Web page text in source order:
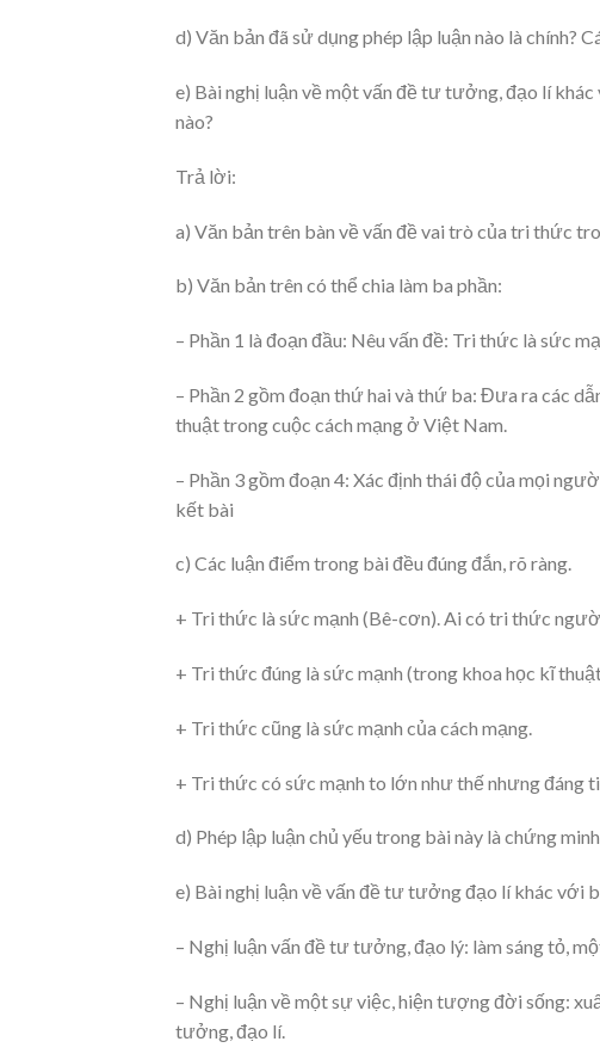
d) Văn bản đã sử dụng phép lập luận nào là chính?
e) Bài nghị luận về một vấn đề tư tưởng, đạo lí
nào?
Trả lời:
a) Văn bản trên bàn về vấn đề vai trò của tri thức
b) Văn bản trên có thể chia làm ba phần:
– Phần 1 là đoạn đầu: Nêu vấn đề: Tri thức là sức
– Phần 2 gồm đoạn thứ hai và thứ ba: Đưa ra các
thuật trong cuộc cách mạng ở Việt Nam.
– Phần 3 gồm đoạn 4: Xác định thái độ của mọi
kết bài
c) Các luận điểm trong bài đều đúng đắn, rõ ràng.
+ Tri thức là sức mạnh (Bê-cơn). Ai có tri thức
+ Tri thức đúng là sức mạnh (trong khoa học kĩ
+ Tri thức cũng là sức mạnh của cách mạng.
+ Tri thức có sức mạnh to lớn như thế nhưng
d) Phép lập luận chủ yếu trong bài này là chứng
e) Bài nghị luận về vấn đề tư tưởng đạo lí khác với
– Nghị luận vấn đề tư tưởng, đạo lý: làm sáng tỏ,
– Nghị luận về một sự việc, hiện tượng đời sống:
tưởng, đạo lí.